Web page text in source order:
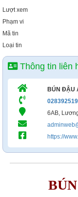
Lượt xem
Phạm vi
Mã tin
Loại tin
Thông tin liên
BÚN ĐẬU
6AB,
https://